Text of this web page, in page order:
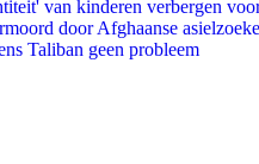
van kinderen verbergen
door Afghaanse
Taliban geen probleem